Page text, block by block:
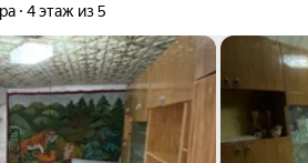
4 этаж из 5